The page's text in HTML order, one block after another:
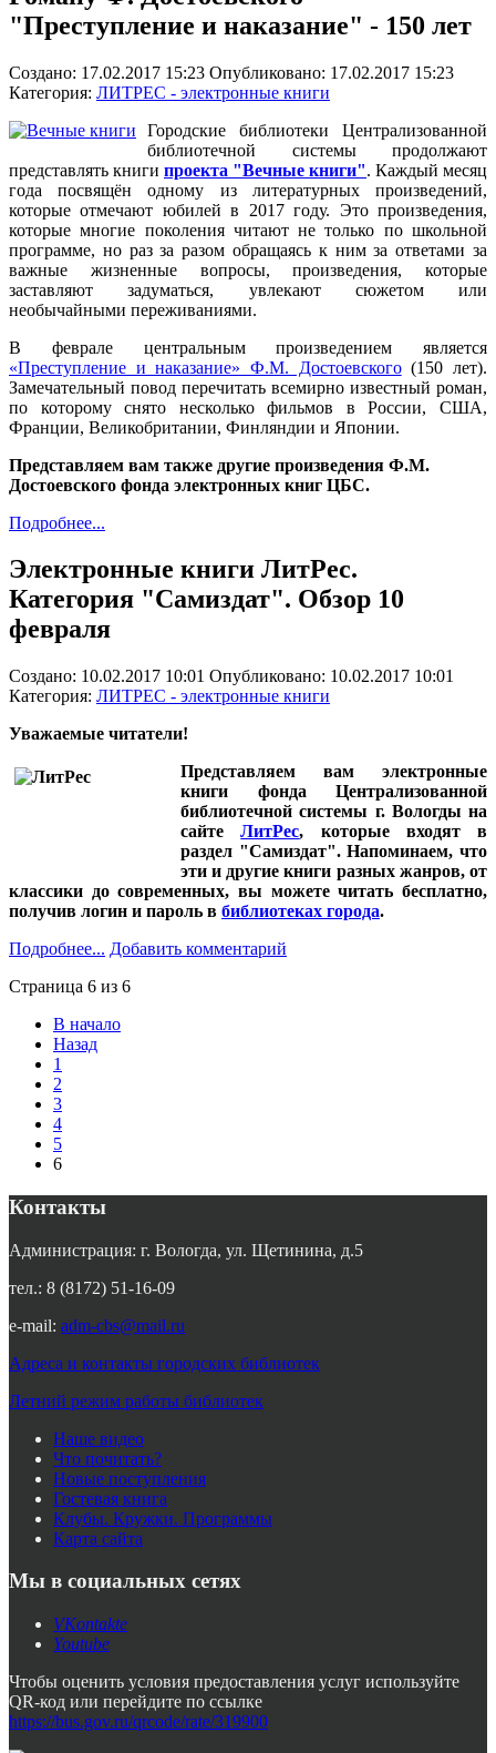
"Преступление и наказание" - 150 лет
Создано: 17.02.2017 15:23 Опубликовано: 17.02.2017 15:23
Категория: ЛИТРЕС - электронные книги
Городские библиотеки Централизованной
библиотечной системы продолжают
представлять книги проекта "Вечные книги". Каждый месяц
года посвящён одному из литературных произведений,
которые отмечают юбилей в 2017 году. Это произведения,
которые многие поколения читают не только по школьной
программе, но раз за разом обращаясь к ним за ответами за
важные жизненные вопросы, произведения, которые
заставляют задуматься, увлекают сюжетом или
необычайными переживаниями.
В феврале центральным произведением является
«Преступление и наказание» Ф.М. Достоевского(150 лет).
Замечательный повод перечитать всемирно известный роман,
по которому снято несколько фильмов в России, США,
Франции, Великобритании, Финляндии и Японии.
Представляем вам также другие произведения Ф.М.
Достоевского фонда электронных книг ЦБС.
Подробнее...
Электронные книги ЛитРес.
Категория "Самиздат". Обзор 10
февраля
Создано: 10.02.2017 10:01 Опубликовано: 10.02.2017 10:01
Категория: ЛИТРЕС - электронные книги
Уважаемые читатели!
Представляем вам электронные
книги фонда Централизованной
библиотечной системы г. Вологды на
сайтеЛитРес, которые входят в
раздел "Самиздат". Напоминаем, что
эти и другие книги разных жанров, от
классики до современных, вы можете читать бесплатно,
получив логин и пароль в библиотеках города.
Подробнее... Добавить комментарий
Страница 6 из 6
В начало
Назад
1
2
3
4
5
6
Контакты
Администрация: г. Вологда, ул. Щетинина, д.5
тел.: 8 (8172) 51-16-09
e-mail: adm-cbs@mail.ru
Адреса и контакты городских библиотек
Летний режим работы библиотек
Наше видео
Что почитать?
Новые поступления
Гостевая книга
Клубы. Кружки. Программы
Карта сайта
Мы в социальных сетях
VKontakte
Youtube
Чтобы оценить условия предоставления услуг используйте
QR-код или перейдите по ссылке
https://bus.gov.ru/qrcode/rate/319900